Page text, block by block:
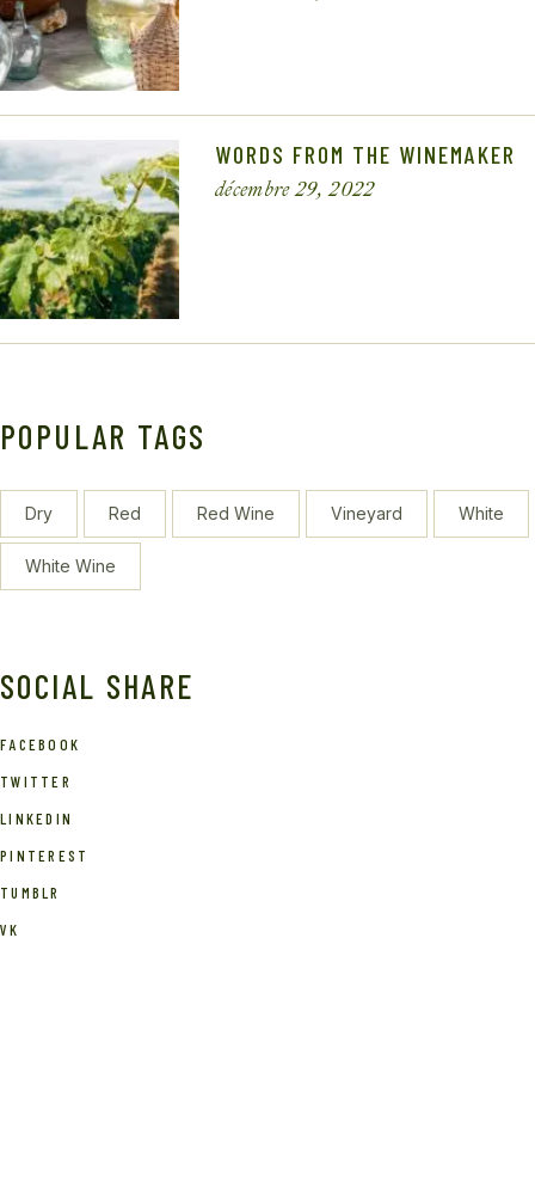
WORDS FROM THE WINEMAKER
décembre 29, 2022
POPULAR TAGS
Dry Red Red Wine Vineyard White
White Wine
SOCIAL SHARE
FACEBOOK
TWITTER
LINKEDIN
PINTEREST
TUMBLR
VK